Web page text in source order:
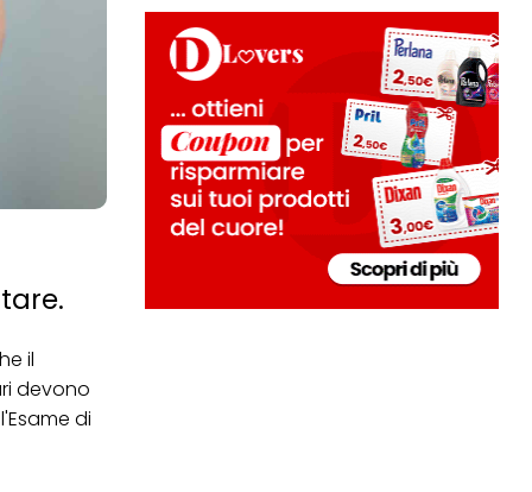
il
devono
di